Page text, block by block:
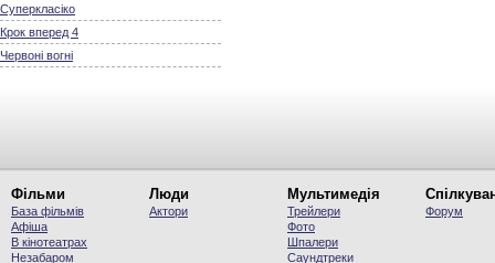
Суперкласіко
Крок вперед 4
Червоні вогні
Фільми
База фільмів
Афіша
В кінотеатрах
Незабаром
Люди
Актори
Мультимедія
Трейлери
Фото
Шпалери
Саундтреки
Форум